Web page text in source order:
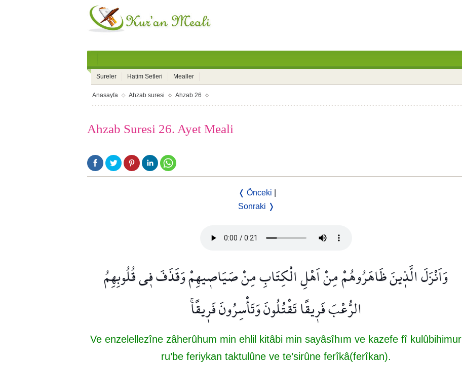
Sureler Hatim Setleri Mealler
Anasayfa Ahzab suresi Ahzab 26
Ahzab Suresi 26. Ayet Meali
❬ Önceki
Sonraki ❭
وَاَنْزَلَ الَّذ۪ينَ ظَاهَرُوهُمْ مِنْ اَهْلِ الْكِتَابِ مِنْ صَيَاص۪يهِمْ وَقَذَفَ ف۪ي قُلُوبِهِمُ
الرُّعْبَ فَر۪يقًا تَقْتُلُونَ وَتَأْسِرُونَ فَر۪يقًاۚ
Ve enzelellezîne zâherûhum min ehlil kitâbi min sayâsîhım ve kazefe fî kulûbihimur
ru’be feriykan taktulûne ve te’sirûne ferîkâ(ferîkan).